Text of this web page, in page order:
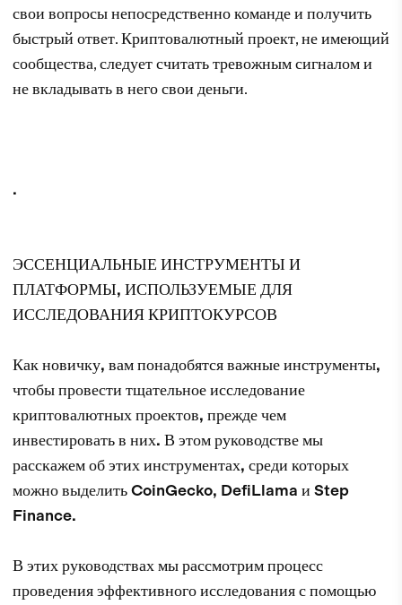
свои вопросы непосредственно команде и получить
быстрый ответ. Криптовалютный проект, не имеющий
сообщества, следует считать тревожным сигналом и
не вкладывать в него свои деньги.
.
ЭССЕНЦИАЛЬНЫЕ ИНСТРУМЕНТЫ И
ПЛАТФОРМЫ, ИСПОЛЬЗУЕМЫЕ ДЛЯ
ИССЛЕДОВАНИЯ КРИПТОКУРСОВ
Как новичку, вам понадобятся важные инструменты,
чтобы провести тщательное исследование
криптовалютных проектов, прежде чем
инвестировать в них. В этом руководстве мы
расскажем об этих инструментах, среди которых
можно выделить CoinGecko, DefiLlama и Step
Finance.
В этих руководствах мы рассмотрим процесс
проведения эффективного исследования с помощью